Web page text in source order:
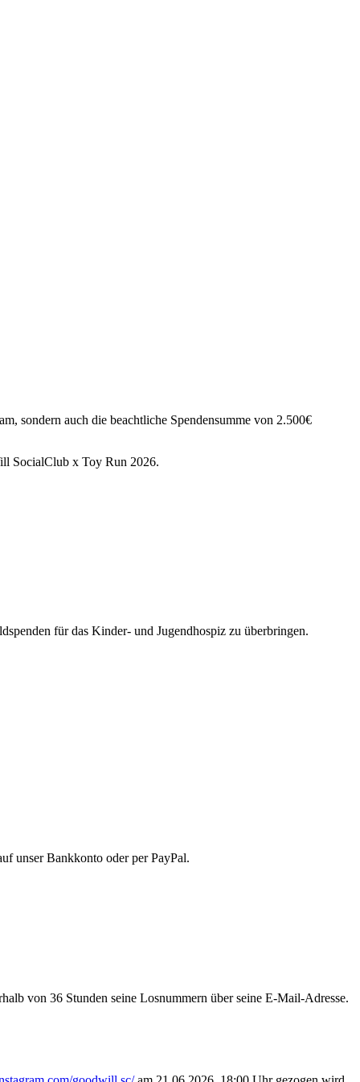
sondern auch die beachtliche Spendensumme von 2.500€
SocialClub x Toy Run 2026.
für das Kinder- und Jugendhospiz zu überbringen.
unser Bankkonto oder per PayPal.
von 36 Stunden seine Losnummern über seine E-Mail-Adresse.